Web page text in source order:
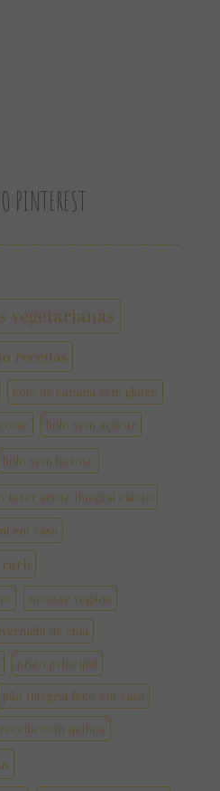
PINTEREST
vegetarianas
receitas
bolo de banana sem gluten
bolo sem açúcar
bolo sem lactose
fazer arroz integral cateto
em casa
mousse vegana
de chia
prato principal
pão integral feito em casa
receita com quinoa